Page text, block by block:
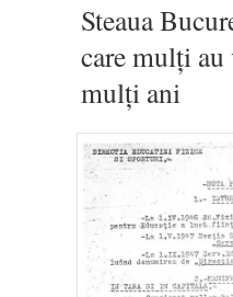
Steaua
care mulți
mulți ani